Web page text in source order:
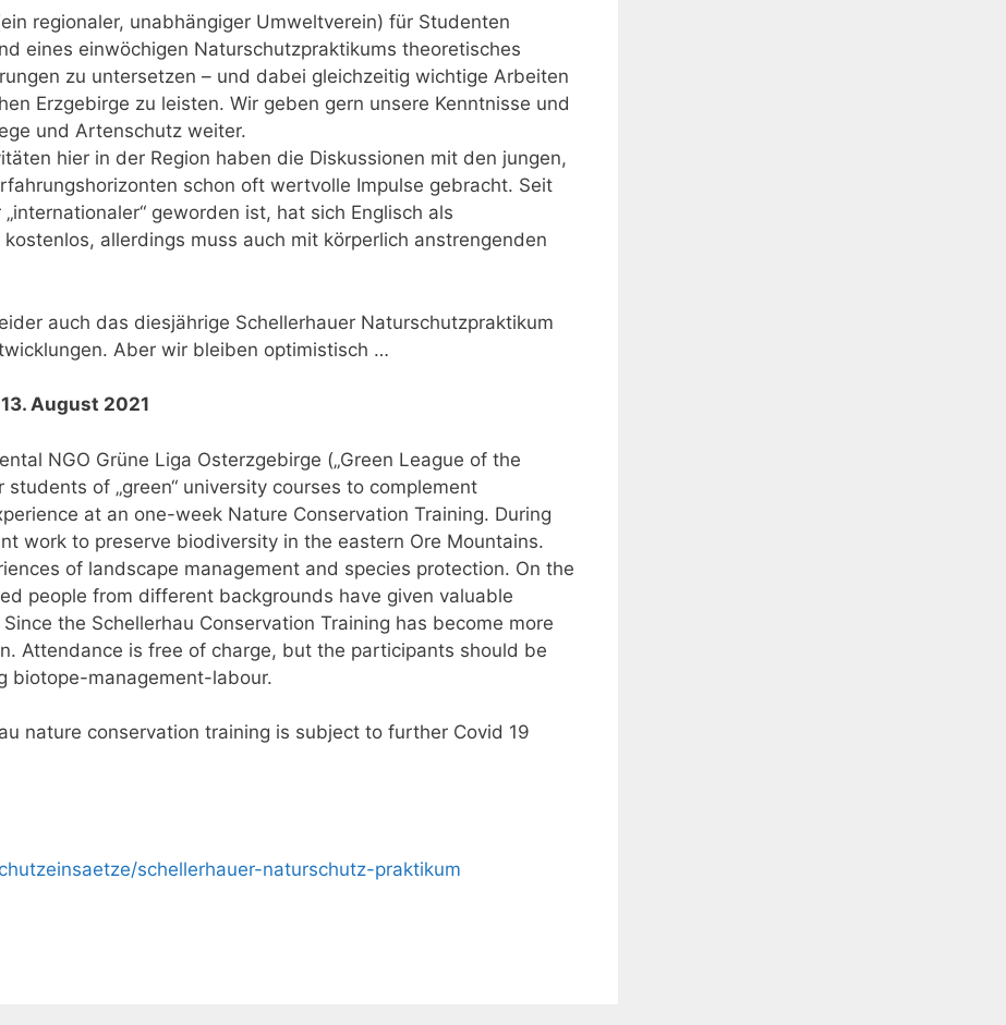
regionaler, unabhängiger Umweltverein) für Studenten
eines einwöchigen Naturschutzpraktikums theoretisches
zu untersetzen – und dabei gleichzeitig wichtige Arbeiten
Erzgebirge zu leisten. Wir geben gern unsere Kenntnisse und
und Artenschutz weiter.
hier in der Region haben die Diskussionen mit den jungen,
schon oft wertvolle Impulse gebracht. Seit
geworden ist, hat sich Englisch als
allerdings muss auch mit körperlich anstrengenden
auch das diesjährige Schellerhauer Naturschutzpraktikum
Aber wir bleiben optimistisch …
August 2021
NGO Grüne Liga Osterzgebirge („Green League of the
of „green“ university courses to complement
at an one-week Nature Conservation Training. During
work to preserve biodiversity in the eastern Ore Mountains.
of landscape management and species protection. On the
people from different backgrounds have given valuable
the Schellerhau Conservation Training has become more
Attendance is free of charge, but the participants should be
biotope-management-labour.
nature conservation training is subject to further Covid 19
schellerhauer-naturschutz-praktikum